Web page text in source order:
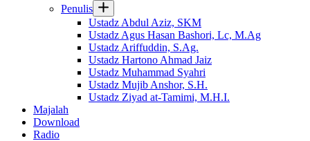
Penulis
Ustadz Abdul Aziz, SKM
Ustadz Agus Hasan Bashori, Lc, M.Ag
Ustadz Ariffuddin, S.Ag.
Ustadz Hartono Ahmad Jaiz
Ustadz Muhammad Syahri
Ustadz Mujib Anshor, S.H.
Ustadz Ziyad at-Tamimi, M.H.I.
Majalah
Download
Radio